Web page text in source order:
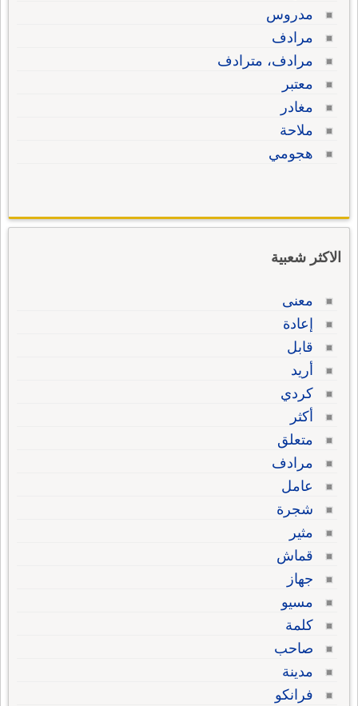
مدروس
مرادف
مرادف، مترادف
معتبر
مغادر
ملاحة
هجومي
الاكثر شعبية
معنى
إعادة
قابل
أريد
كردي
أكثر
متعلق
مرادف
عامل
شجرة
مثير
قماش
جهاز
مسيو
كلمة
صاحب
مدينة
فرانكو